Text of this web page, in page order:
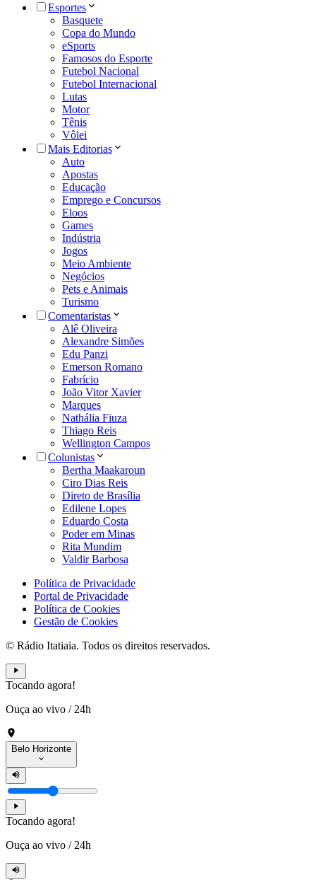
Esportes
Basquete
Copa do Mundo
eSports
Famosos do Esporte
Futebol Nacional
Futebol Internacional
Lutas
Motor
Tênis
Vôlei
Mais Editorias
Auto
Apostas
Educação
Emprego e Concursos
Eloos
Games
Indústria
Jogos
Meio Ambiente
Negócios
Pets e Animais
Turismo
Comentaristas
Alê Oliveira
Alexandre Simões
Edu Panzi
Emerson Romano
Fabrício
João Vitor Xavier
Marques
Nathália Fiuza
Thiago Reis
Wellington Campos
Colunistas
Bertha Maakaroun
Ciro Dias Reis
Direto de Brasília
Edilene Lopes
Eduardo Costa
Poder em Minas
Rita Mundim
Valdir Barbosa
Política de Privacidade
Portal de Privacidade
Política de Cookies
Gestão de Cookies
© Rádio Itatiaia. Todos os direitos reservados.
Tocando agora!
Ouça ao vivo / 24h
Belo Horizonte
Tocando agora!
Ouça ao vivo / 24h